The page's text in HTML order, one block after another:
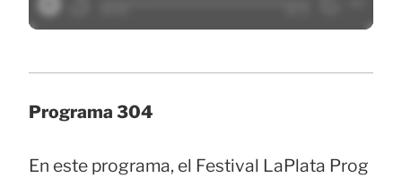
Programa 304
En este programa, el Festival LaPlata Prog